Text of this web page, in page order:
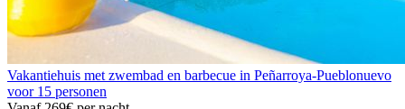
Vakantiehuis met zwembad en barbecue in Peñarroya-Pueblonuevo
voor 15 personen